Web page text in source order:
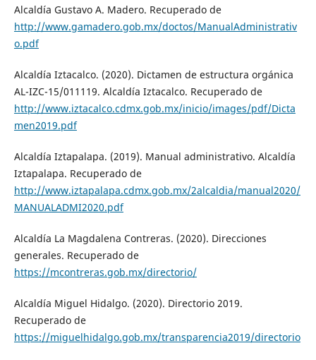
Alcaldía Gustavo A. Madero. Recuperado de
http://www.gamadero.gob.mx/doctos/ManualAdministrativ
o.pdf
Alcaldía Iztacalco. (2020). Dictamen de estructura orgánica
AL-IZC-15/011119. Alcaldía Iztacalco. Recuperado de
http://www.iztacalco.cdmx.gob.mx/inicio/images/pdf/Dicta
men2019.pdf
Alcaldía Iztapalapa. (2019). Manual administrativo. Alcaldía
Iztapalapa. Recuperado de
http://www.iztapalapa.cdmx.gob.mx/2alcaldia/manual2020/
MANUALADMI2020.pdf
Alcaldía La Magdalena Contreras. (2020). Direcciones
generales. Recuperado de
https://mcontreras.gob.mx/directorio/
Alcaldía Miguel Hidalgo. (2020). Directorio 2019.
Recuperado de
https://miguelhidalgo.gob.mx/transparencia2019/directorio